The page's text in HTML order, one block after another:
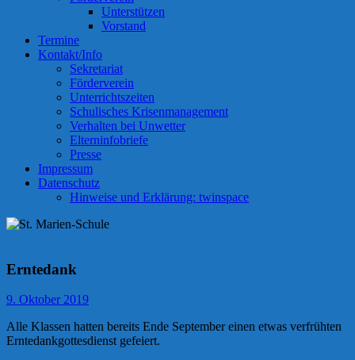
Unterstützen
Vorstand
Termine
Kontakt/Info
Sekretariat
Förderverein
Unterrichtszeiten
Schulisches Krisenmanagement
Verhalten bei Unwetter
Elterninfobriefe
Presse
Impressum
Datenschutz
Hinweise und Erklärung: twinspace
Erntedank
9. Oktober 2019
Alle Klassen hatten bereits Ende September einen etwas verfrühten
Erntedankgottesdienst gefeiert.